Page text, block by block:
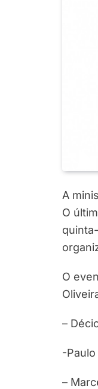
A
O
O
–
-Paulo
–